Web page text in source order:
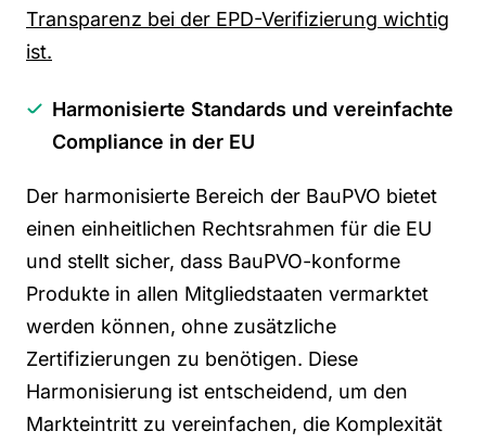
Transparenz bei der EPD-Verifizierung wichtig
ist.
Harmonisierte Standards und vereinfachte
Compliance in der EU
Der harmonisierte Bereich der BauPVO bietet
einen einheitlichen Rechtsrahmen für die EU
und stellt sicher, dass BauPVO-konforme
Produkte in allen Mitgliedstaaten vermarktet
werden können, ohne zusätzliche
Zertifizierungen zu benötigen. Diese
Harmonisierung ist entscheidend, um den
Markteintritt zu vereinfachen, die Komplexität